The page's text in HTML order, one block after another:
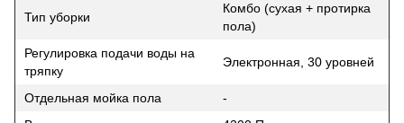
Тип уборки
Комбо (сухая + протирка
пола)
Регулировка подачи воды на
тряпку
Электронная, 30 уровней
Отдельная мойка пола
-